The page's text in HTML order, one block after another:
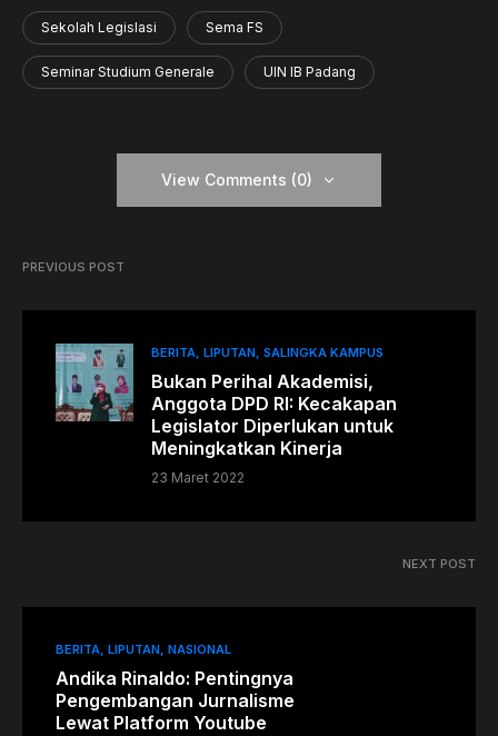
Sekolah Legislasi Sema FS
Seminar Studium Generale UIN IB Padang
View Comments (0)
PREVIOUS POST
BERITA LIPUTAN SALINGKA KAMPUS
Bukan Perihal Akademisi,
Anggota DPD RI: Kecakapan
Legislator Diperlukan untuk
Meningkatkan Kinerja
23 Maret 2022
NEXT POST
BERITA LIPUTAN NASIONAL
Andika Rinaldo: Pentingnya
Pengembangan Jurnalisme
Lewat Platform Youtube